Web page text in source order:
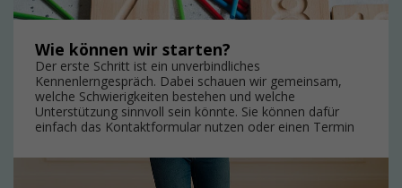
Wie können wir starten?
Der erste Schritt ist ein unverbindliches
Kennenlerngespräch. Dabei schauen wir gemeinsam,
welche Schwierigkeiten bestehen und welche
Unterstützung sinnvoll sein könnte. Sie können dafür
einfach das Kontaktformular nutzen oder einen Termin